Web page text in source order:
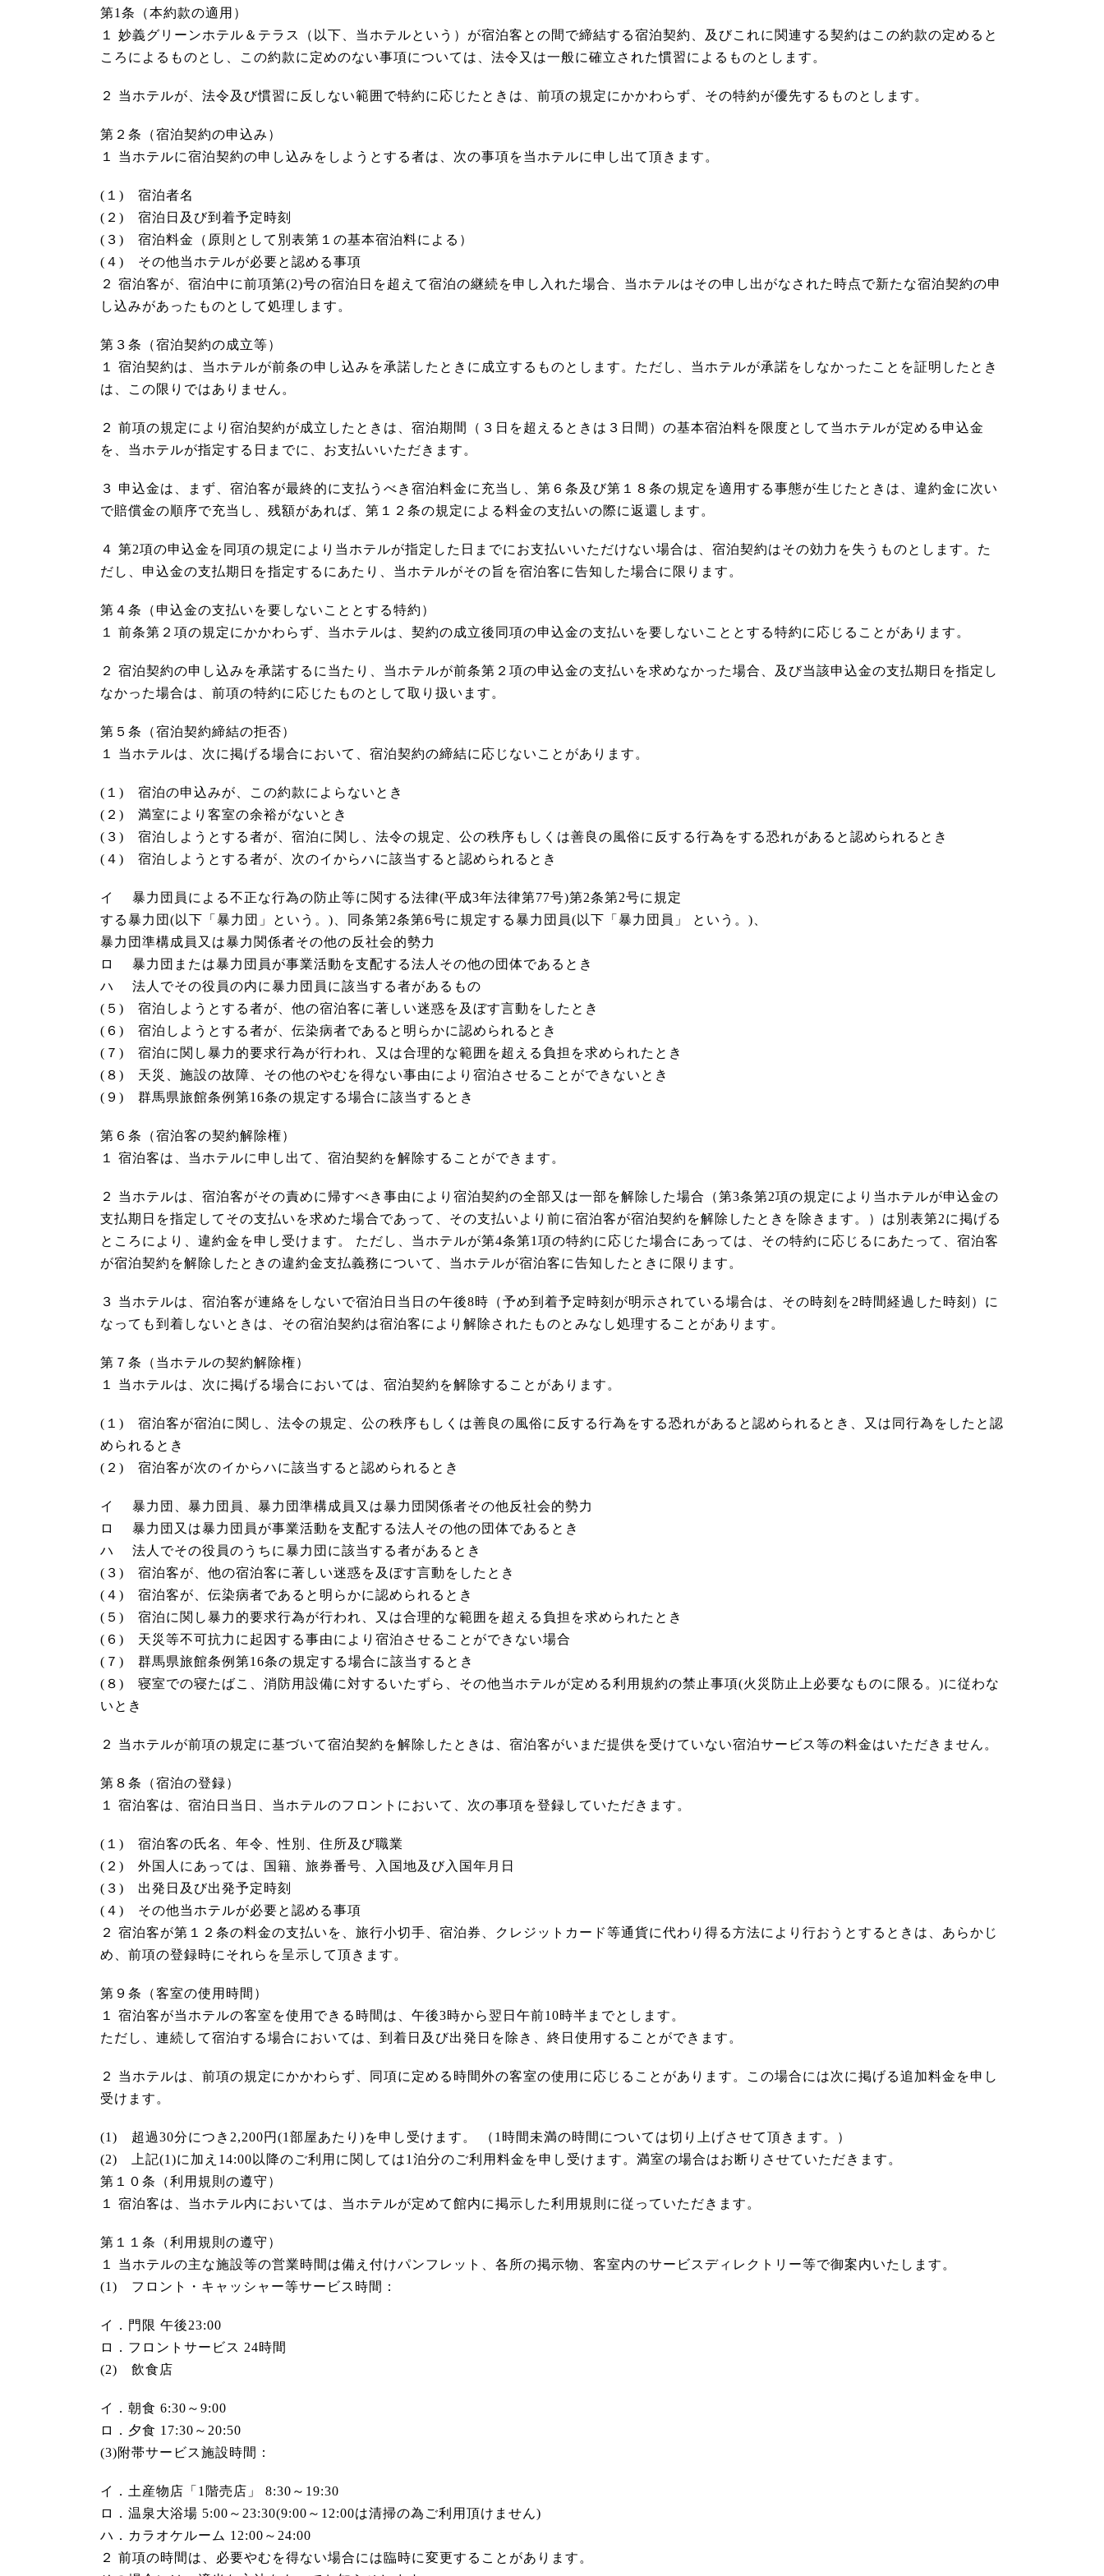
第1条（本約款の適用）
１ 妙義グリーンホテル＆テラス（以下、当ホテルという）が宿泊客との間で締結する宿泊契約、及びこれに関連する契約はこの約款の定めると
ころによるものとし、この約款に定めのない事項については、法令又は一般に確立された慣習によるものとします。
２ 当ホテルが、法令及び慣習に反しない範囲で特約に応じたときは、前項の規定にかかわらず、その特約が優先するものとします。
第２条（宿泊契約の申込み）
１ 当ホテルに宿泊契約の申し込みをしようとする者は、次の事項を当ホテルに申し出て頂きます。
(１) 宿泊者名
(２) 宿泊日及び到着予定時刻
(３) 宿泊料金（原則として別表第１の基本宿泊料による）
(４) その他当ホテルが必要と認める事項
２ 宿泊客が、宿泊中に前項第(2)号の宿泊日を超えて宿泊の継続を申し入れた場合、当ホテルはその申し出がなされた時点で新たな宿泊契約の申
し込みがあったものとして処理します。
第３条（宿泊契約の成立等）
１ 宿泊契約は、当ホテルが前条の申し込みを承諾したときに成立するものとします。ただし、当ホテルが承諾をしなかったことを証明したとき
は、この限りではありません。
２ 前項の規定により宿泊契約が成立したときは、宿泊期間（３日を超えるときは３日間）の基本宿泊料を限度として当ホテルが定める申込金
を、当ホテルが指定する日までに、お支払いいただきます。
３ 申込金は、まず、宿泊客が最終的に支払うべき宿泊料金に充当し、第６条及び第１８条の規定を適用する事態が生じたときは、違約金に次い
で賠償金の順序で充当し、残額があれば、第１２条の規定による料金の支払いの際に返還します。
４ 第2項の申込金を同項の規定により当ホテルが指定した日までにお支払いいただけない場合は、宿泊契約はその効力を失うものとします。た
だし、申込金の支払期日を指定するにあたり、当ホテルがその旨を宿泊客に告知した場合に限ります。
第４条（申込金の支払いを要しないこととする特約）
１ 前条第２項の規定にかかわらず、当ホテルは、契約の成立後同項の申込金の支払いを要しないこととする特約に応じることがあります。
２ 宿泊契約の申し込みを承諾するに当たり、当ホテルが前条第２項の申込金の支払いを求めなかった場合、及び当該申込金の支払期日を指定し
なかった場合は、前項の特約に応じたものとして取り扱います。
第５条（宿泊契約締結の拒否）
１ 当ホテルは、次に掲げる場合において、宿泊契約の締結に応じないことがあります。
(１) 宿泊の申込みが、この約款によらないとき
(２) 満室により客室の余裕がないとき
(３) 宿泊しようとする者が、宿泊に関し、法令の規定、公の秩序もしくは善良の風俗に反する行為をする恐れがあると認められるとき
(４) 宿泊しようとする者が、次のイからハに該当すると認められるとき
イ 暴力団員による不正な行為の防止等に関する法律(平成3年法律第77号)第2条第2号に規定
する暴力団(以下「暴力団」という。)、同条第2条第6号に規定する暴力団員(以下「暴力団員」 という。)、
暴力団準構成員又は暴力関係者その他の反社会的勢力
ロ 暴力団または暴力団員が事業活動を支配する法人その他の団体であるとき
ハ 法人でその役員の内に暴力団員に該当する者があるもの
(５) 宿泊しようとする者が、他の宿泊客に著しい迷惑を及ぼす言動をしたとき
(６) 宿泊しようとする者が、伝染病者であると明らかに認められるとき
(７) 宿泊に関し暴力的要求行為が行われ、又は合理的な範囲を超える負担を求められたとき
(８) 天災、施設の故障、その他のやむを得ない事由により宿泊させることができないとき
(９) 群馬県旅館条例第16条の規定する場合に該当するとき
第６条（宿泊客の契約解除権）
１ 宿泊客は、当ホテルに申し出て、宿泊契約を解除することができます。
２ 当ホテルは、宿泊客がその責めに帰すべき事由により宿泊契約の全部又は一部を解除した場合（第3条第2項の規定により当ホテルが申込金の
支払期日を指定してその支払いを求めた場合であって、その支払いより前に宿泊客が宿泊契約を解除したときを除きます。）は別表第2に掲げる
ところにより、違約金を申し受けます。 ただし、当ホテルが第4条第1項の特約に応じた場合にあっては、その特約に応じるにあたって、宿泊客
が宿泊契約を解除したときの違約金支払義務について、当ホテルが宿泊客に告知したときに限ります。
３ 当ホテルは、宿泊客が連絡をしないで宿泊日当日の午後8時（予め到着予定時刻が明示されている場合は、その時刻を2時間経過した時刻）に
なっても到着しないときは、その宿泊契約は宿泊客により解除されたものとみなし処理することがあります。
第７条（当ホテルの契約解除権）
１ 当ホテルは、次に掲げる場合においては、宿泊契約を解除することがあります。
(１) 宿泊客が宿泊に関し、法令の規定、公の秩序もしくは善良の風俗に反する行為をする恐れがあると認められるとき、又は同行為をしたと認
められるとき
(２) 宿泊客が次のイからハに該当すると認められるとき
イ 暴力団、暴力団員、暴力団準構成員又は暴力団関係者その他反社会的勢力
ロ 暴力団又は暴力団員が事業活動を支配する法人その他の団体であるとき
ハ 法人でその役員のうちに暴力団に該当する者があるとき
(３) 宿泊客が、他の宿泊客に著しい迷惑を及ぼす言動をしたとき
(４) 宿泊客が、伝染病者であると明らかに認められるとき
(５) 宿泊に関し暴力的要求行為が行われ、又は合理的な範囲を超える負担を求められたとき
(６) 天災等不可抗力に起因する事由により宿泊させることができない場合
(７) 群馬県旅館条例第16条の規定する場合に該当するとき
(８) 寝室での寝たばこ、消防用設備に対するいたずら、その他当ホテルが定める利用規約の禁止事項(火災防止上必要なものに限る。)に従わな
いとき
２ 当ホテルが前項の規定に基づいて宿泊契約を解除したときは、宿泊客がいまだ提供を受けていない宿泊サービス等の料金はいただきません。
第８条（宿泊の登録）
１ 宿泊客は、宿泊日当日、当ホテルのフロントにおいて、次の事項を登録していただきます。
(１) 宿泊客の氏名、年令、性別、住所及び職業
(２) 外国人にあっては、国籍、旅券番号、入国地及び入国年月日
(３) 出発日及び出発予定時刻
(４) その他当ホテルが必要と認める事項
２ 宿泊客が第１２条の料金の支払いを、旅行小切手、宿泊券、クレジットカード等通貨に代わり得る方法により行おうとするときは、あらかじ
め、前項の登録時にそれらを呈示して頂きます。
第９条（客室の使用時間）
１ 宿泊客が当ホテルの客室を使用できる時間は、午後3時から翌日午前10時半までとします。
ただし、連続して宿泊する場合においては、到着日及び出発日を除き、終日使用することができます。
２ 当ホテルは、前項の規定にかかわらず、同項に定める時間外の客室の使用に応じることがあります。この場合には次に掲げる追加料金を申し
受けます。
(1) 超過30分につき2,200円(1部屋あたり)を申し受けます。 （1時間未満の時間については切り上げさせて頂きます。）
(2) 上記(1)に加え14:00以降のご利用に関しては1泊分のご利用料金を申し受けます。 満室の場合はお断りさせていただきます。
第１０条（利用規則の遵守）
１ 宿泊客は、当ホテル内においては、当ホテルが定めて館内に掲示した利用規則に従っていただきます。
第１１条（利用規則の遵守）
１ 当ホテルの主な施設等の営業時間は備え付けパンフレット、各所の掲示物、客室内のサービスディレクトリー等で御案内いたします。
(1) フロント・キャッシャー等サービス時間：
イ．門限 午後23:00
ロ．フロントサービス 24時間
(2) 飲食店
イ．朝食 6:30～9:00
ロ．夕食 17:30～20:50
(3)附帯サービス施設時間：
イ．土産物店「1階売店」 8:30～19:30
ロ．温泉大浴場 5:00～23:30(9:00～12:00は清掃の為ご利用頂けません)
ハ．カラオケルーム 12:00～24:00
２ 前項の時間は、必要やむを得ない場合には臨時に変更することがあります。